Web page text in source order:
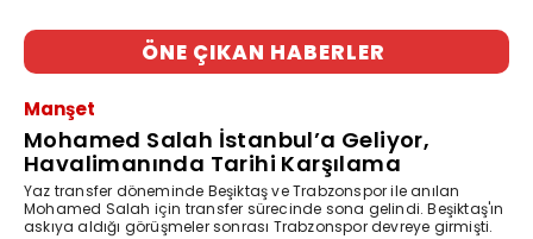
ÖNE ÇIKAN HABERLER
Manşet
Mohamed Salah İstanbul’a Geliyor,
Havalimanında Tarihi Karşılama
Yaz transfer döneminde Beşiktaş ve Trabzonspor ile anılan
Mohamed Salah için transfer sürecinde sona gelindi. Beşiktaş'ın
askıya aldığı görüşmeler sonrası Trabzonspor devreye girmişti.